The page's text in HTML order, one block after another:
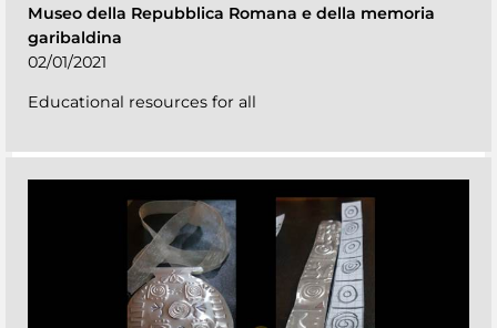
Museo della Repubblica Romana e della memoria
garibaldina
02/01/2021
Educational resources for all